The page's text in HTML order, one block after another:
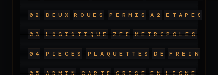
0 2 D E U X R O U E S P E R M I S A 2 E T A P E S
0 3 L O G I S T I Q U E Z F E M E T R O P O L E S
0 4 P I E C E S P L A Q U E T T E S D E F R E I N
0 5 A D M I N C A R T E G R I S E E N L I G N E